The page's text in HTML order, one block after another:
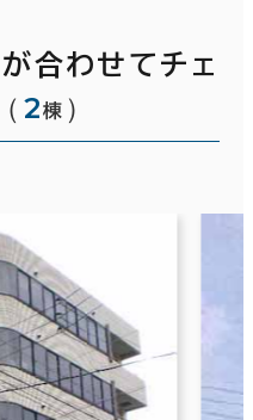
合わせてチェ
（ 2棟 ）